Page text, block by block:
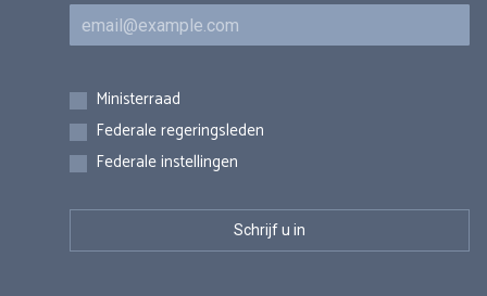
E-mail
Inschrijvingen
Ministerraad
Federale regeringsleden
Federale instellingen